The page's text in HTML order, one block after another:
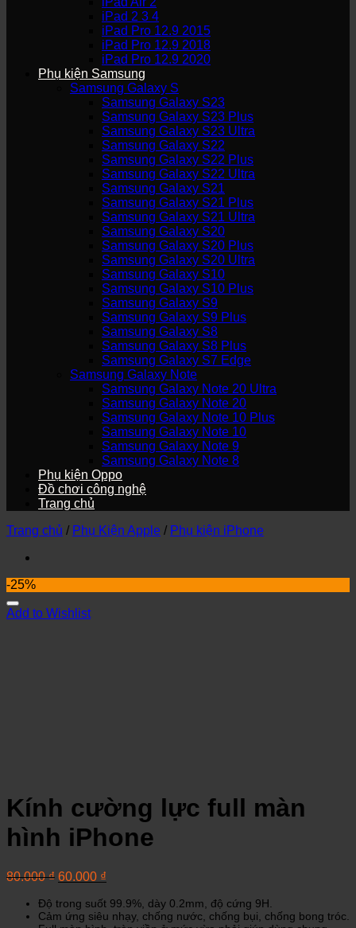
iPad 2 3 4
iPad Pro 12.9 2015
iPad Pro 12.9 2018
iPad Pro 12.9 2020
Phụ kiện Samsung
Samsung Galaxy S
Samsung Galaxy S23
Samsung Galaxy S23 Plus
Samsung Galaxy S23 Ultra
Samsung Galaxy S22
Samsung Galaxy S22 Plus
Samsung Galaxy S22 Ultra
Samsung Galaxy S21
Samsung Galaxy S21 Plus
Samsung Galaxy S21 Ultra
Samsung Galaxy S20
Samsung Galaxy S20 Plus
Samsung Galaxy S20 Ultra
Samsung Galaxy S10
Samsung Galaxy S10 Plus
Samsung Galaxy S9
Samsung Galaxy S9 Plus
Samsung Galaxy S8
Samsung Galaxy S8 Plus
Samsung Galaxy S7 Edge
Samsung Galaxy Note
Samsung Galaxy Note 20 Ultra
Samsung Galaxy Note 20
Samsung Galaxy Note 10 Plus
Samsung Galaxy Note 10
Samsung Galaxy Note 9
Samsung Galaxy Note 8
Phụ kiện Oppo
Đồ chơi công nghệ
Trang chủ
Trang chủ / Phụ Kiện Apple / Phụ kiện iPhone
-25%
Add to Wishlist
Kính cường lực full màn
hình iPhone
80.000₫ 60.000 ₫
Độ trong suốt 99.9%, dày 0.2mm, độ cứng 9H.
Cảm ứng siêu nhạy, chống nước, chống bụi, chống bong tróc.